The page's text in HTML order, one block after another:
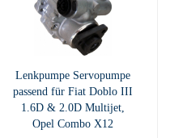
Lenkpumpe Servopumpe
passend für Fiat Doblo III
1.6D & 2.0D Multijet,
Opel Combo X12